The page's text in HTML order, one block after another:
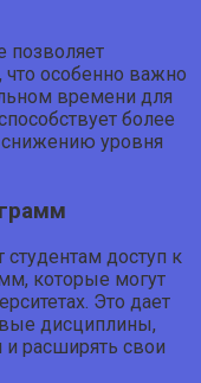
позволяет
что особенно важно
времени для
более
уровня
доступ к
которые могут
Это дает
дисциплины,
расширять свои